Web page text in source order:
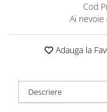
Cod
Ai nevoie
Adauga la
Descriere